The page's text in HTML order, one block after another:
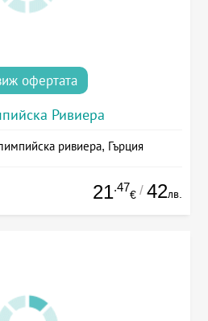
офертата
Ривиера
ривиера, Гърция
21.47
€ / 42лв.